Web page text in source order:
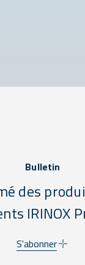
Bulletin
des
IRINOX
S'abonner